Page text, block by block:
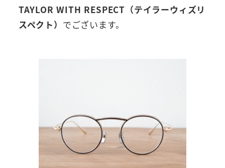
TAYLOR WITH RESPECT（テイラーウィズリ
スペクト） でございます。